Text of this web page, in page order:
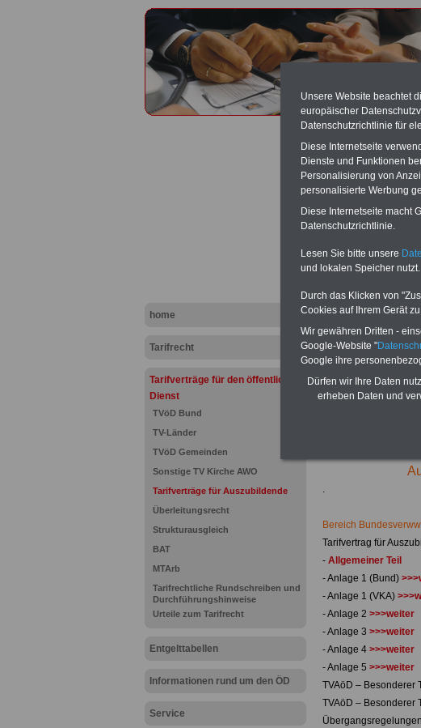
home
Tarifrecht
Tarifverträge für den öffentlichen
Dienst
TVöD Bund
TV-Länder
TVöD Gemeinden
Sonstige TV Kirche AWO
Tarifverträge für Auszubildende
Überleitungsrecht
Strukturausgleich
BAT
MTArb
Tarifrechtliche Rundschreiben und
Durchführungshinweise
Urteile zum Tarifrecht
Entgelttabellen
Informationen rund um den ÖD
Service
Tarifverträge
Bundes, der
PDF-SERVICE
(inkl. MwSt.) bei
herunterladen,
komfortable
können aus dem
Website gelangen.
Wissenswertes für
und Ländern,
für Beamte und
Nebenjob,
Hier den
.
Bereich
Tarifvertrag für
- Allgemeiner Teil
- Anlage 1 (Bund)
- Anlage 1 (VKA)
- Anlage 2 >>>weiter
- Anlage 3 >>>weiter
- Anlage 4 >>>weiter
- Anlage 5 >>>weiter
TVAöD – Besonderer
TVAöD – Besonderer
Unsere Website beachtet
europäischer
Datenschutzrichtlinie für
Diese Internetseite
Dienste und Funktionen
Personalisierung von
personalisierte Werbung
Diese Internetseite macht
Datenschutzrichtlinie.
Lesen Sie bitte unsere
und lokalen Speicher nutzt.
Durch das Klicken von
Cookies auf Ihrem Gerät
Wir gewähren Dritten -
Google-Website "
Google ihre
Dürfen wir Ihre Daten
erheben Daten und